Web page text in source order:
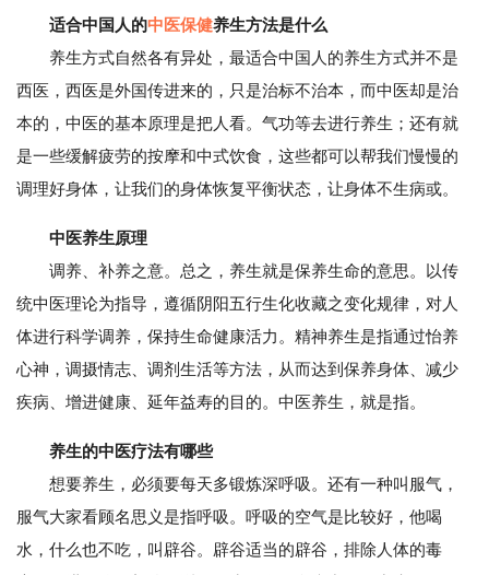
适合中国人的中医保健养生方法是什么
养生方式自然各有异处，最适合中国人的养生方式并不是
西医，西医是外国传进来的，只是治标不治本，而中医却是治
本的，中医的基本原理是把人看。气功等去进行养生；还有就
是一些缓解疲劳的按摩和中式饮食，这些都可以帮我们慢慢的
调理好身体，让我们的身体恢复平衡状态，让身体不生病或。
中医养生原理
调养、补养之意。总之，养生就是保养生命的意思。以传
统中医理论为指导，遵循阴阳五行生化收藏之变化规律，对人
体进行科学调养，保持生命健康活力。精神养生是指通过怡养
心神，调摄情志、调剂生活等方法，从而达到保养身体、减少
疾病、增进健康、延年益寿的目的。中医养生，就是指。
养生的中医疗法有哪些
想要养生，必须要每天多锻炼深呼吸。还有一种叫服气，
服气大家看顾名思义是指呼吸。呼吸的空气是比较好，他喝
水，什么也不吃，叫辟谷。辟谷适当的辟谷，排除人体的毒